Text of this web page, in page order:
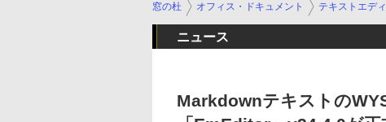
窓の杜 オフィス・ドキュメント テキストエデ
ニュース
Markdownテキストの